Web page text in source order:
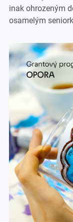
inak ohrozeným
osamelým